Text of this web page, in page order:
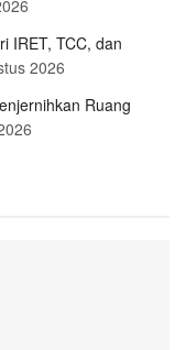
IRET, TCC, dan
2026
Ruang